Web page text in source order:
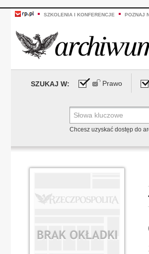
SZKOLENIA I KONFERENCJE POZNAJ
SZUKAJ W: Prawo
Chcesz uzyskać dostęp do